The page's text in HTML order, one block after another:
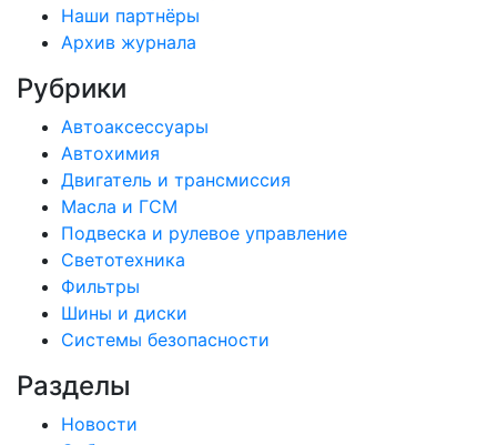
Наши партнёры
Архив журнала
Рубрики
Автоаксессуары
Автохимия
Двигатель и трансмиссия
Масла и ГСМ
Подвеска и рулевое управление
Светотехника
Фильтры
Шины и диски
Системы безопасности
Разделы
Новости